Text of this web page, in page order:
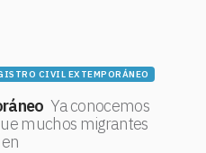
CIVIL EXTEMPORÁNEO
Ya conocemos
muchos migrantes